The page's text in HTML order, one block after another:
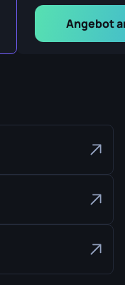
Angebot